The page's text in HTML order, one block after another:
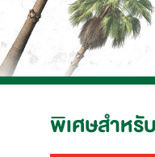
พิเศษสำห